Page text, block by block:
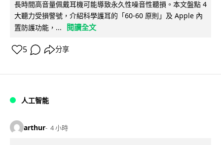
長時間高音量佩戴耳機可能導致永久性噪音性聽損。本文盤點 4
大聽力受損警號，介紹科學護耳的「60-60 原則」及 Apple 內
置防護功能，...
閱讀全文
5 分享
人工智能
arthur 4 小時